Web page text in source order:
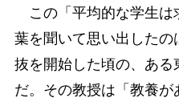
この「平均的な学生は
葉を聞いて思い出したの
抜を開始した頃の、あ
だ。その教授は「教養